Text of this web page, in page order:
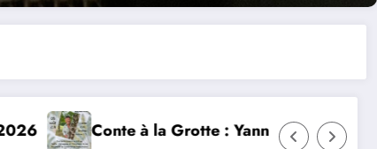
Jaulin à Cajarc le 5 aoûtLes rencontres de